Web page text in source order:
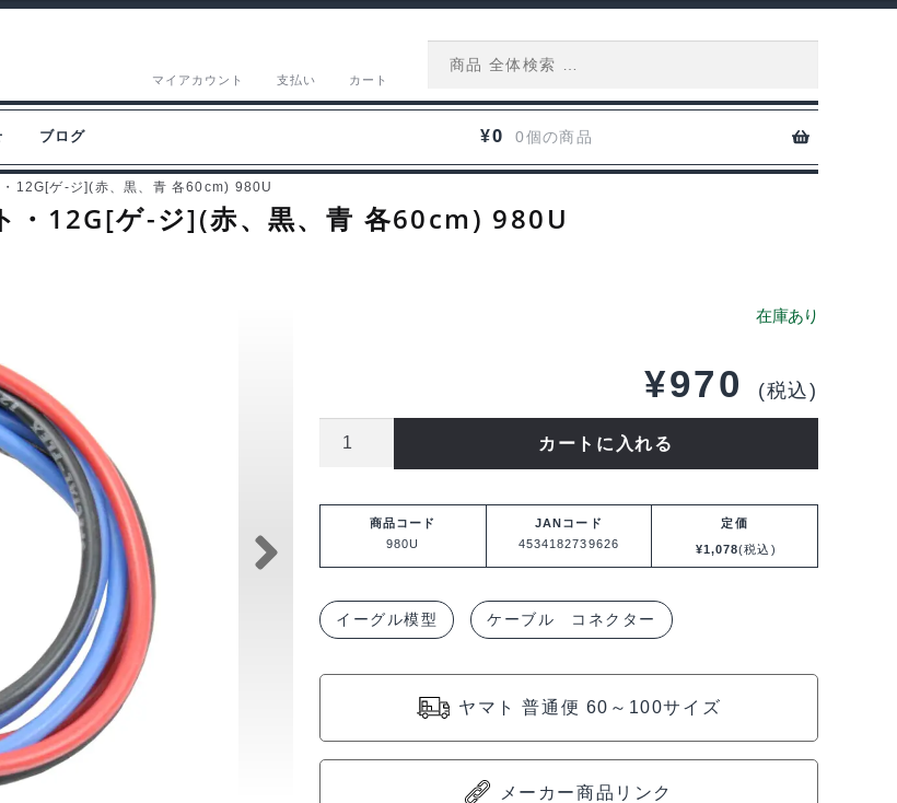
マイアカウント 支払い カート
ブログ ¥0 0個の商品
12G[ゲ-ジ](赤、黒、青 各60cm) 980U
・12G[ゲ-ジ](赤、黒、青 各60cm) 980U
¥970 (税込)
シ
コ
銀
コ
カートに入れる
商品コード
980U
JANコード
4534182739626
定価
¥1,078(税込)
イーグル模型 ケーブル コネクター
ヤマト 普通便 60～100サイズ
メーカー商品リンク